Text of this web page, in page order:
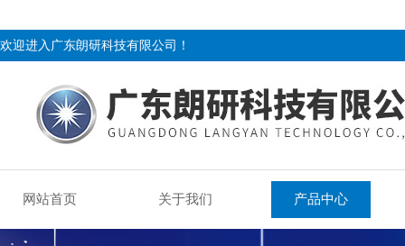
欢迎进入广东朗研科技有限公司！
网站首页 关于我们 产品中心